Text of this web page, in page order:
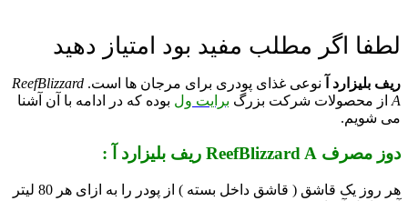
لطفا اگر مطلب مفید بود امتیاز دهید
ریف بلیزارد آ نوعی غذای پودری برای مرجان ها است. ReefBlizzard
A از محصولات شرکت بزرگ برایت ول بوده که در ادامه با آن آشنا
می شویم.
دوز مصرف ReefBlizzard A ریف بلیزارد آ :
هر روز یک قاشق ( قاشق داخل بسته ) از پودر را به ازای هر 80 لیتر